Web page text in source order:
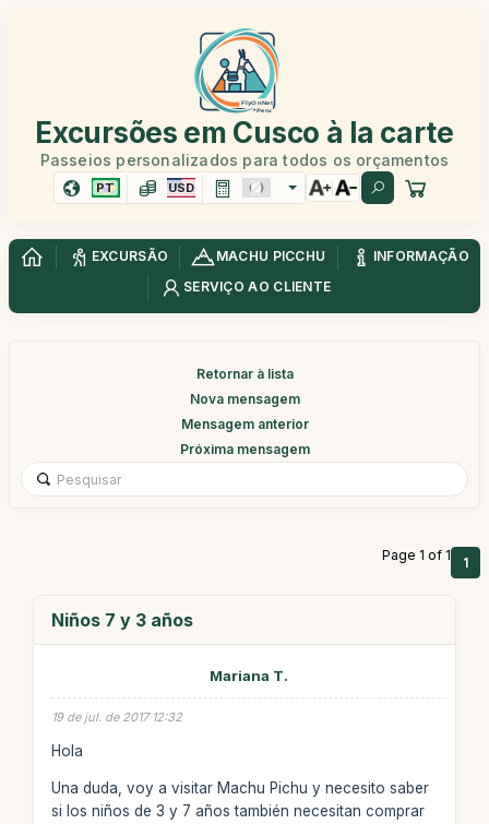
Excursões em Cusco à la carte
Passeios personalizados para todos os orçamentos
PT USD
EXCURSÃO MACHU PICCHU
INFORMAÇÃO
SERVIÇO AO CLIENTE
Retornar à lista
Nova mensagem
Mensagem anterior
Próxima mensagem
Page 1 of 1 1
Niños 7 y 3 años
Mariana T.
19 de jul. de 2017 12:32
Hola
Una duda, voy a visitar Machu Pichu y necesito saber
si los niños de 3 y 7 años también necesitan comprar